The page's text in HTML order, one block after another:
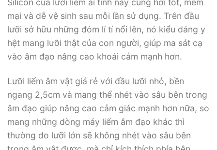
Silicon của lưỡi liếm ái tình này cũng hơi tốt, mềm
mại và dễ vệ sinh sau mỗi lần sử dụng. Trên đầu
lưỡi sở hữu những đóm lí tí nổi lên, nó kiểu dáng y
hệt mang lưỡi thật của con người, giúp ma sát cạ
vào âm đạo nâng cao khoái cảm mạnh hơn.
Lưỡi liếm âm vật giá rẻ với đầu lưỡi nhỏ, bền
ngang 2,5cm và mang thể nhét vào sâu bên trong
âm đạo giúp nâng cao cảm giác mạnh hơn nữa, so
mang những dòng máy liếm âm đạo khác thì
thường do lưỡi lớn sẽ không nhét vào sâu bên